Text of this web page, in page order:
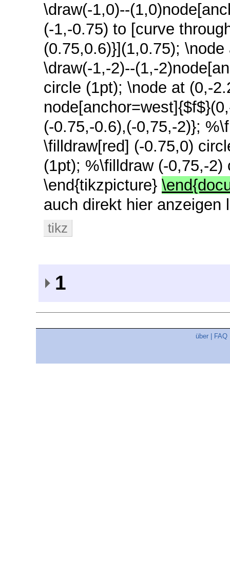
\draw(-1,0)--
(-1,-0.75) to [curve
(0.75,0.6)}](1,0.75); \node
\draw(-1,-2)--(1,-
circle (1pt); \node at (0,-
(-0.75,-0.6),(-0,75,-2)};
\filldraw[red] (-0.75,0)
(1pt); %\filldraw (-0,75,-
\end{tikzpicture}
auch direkt hier anzeigen
tikz
1
über FAQ